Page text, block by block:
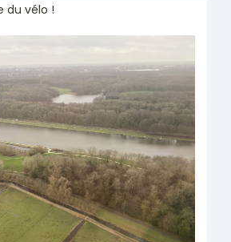
du vélo !